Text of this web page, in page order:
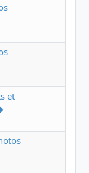
message
message
et
Voir le dernier
message